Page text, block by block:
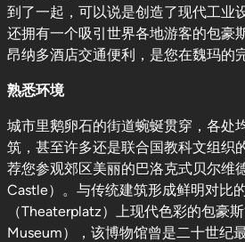
到了一起，可以说是创造了现代工业
还拥有一个吸引世界各地游客的包豪
昂纳多酒店交通便利，是您在魏玛的
熟悉环境
城市里鹅卵石的街道蜿蜒贯穿，各处
筑，甚至许多还是联合国教科文组织
荐您参观郊区美丽的巴洛克式贝尔维
Castle）。与传统建筑形成鲜明对比
（Theaterplatz）上现代色彩的包豪
Museum），该博物馆曾是二十世纪